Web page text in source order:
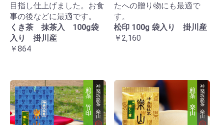
目指し仕上げました。お食
事の後などに最適です。
くき茶 抹茶入 100g袋
入り 掛川産
￥864
たへの贈り物にも最適で
す。
松印 100g 袋入り 掛川産
￥2,160